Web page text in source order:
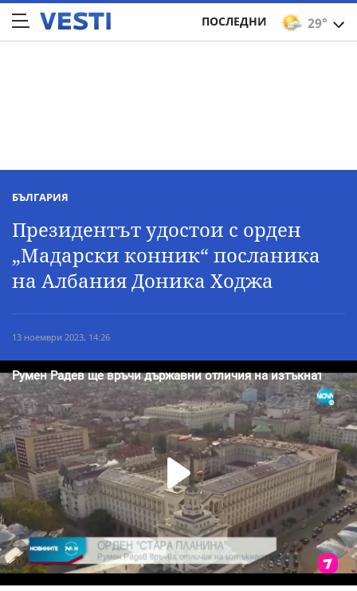
29°
ПОСЛЕДНИ
БЪЛГАРИЯ
Президентът удостои с орден
„Мадарски конник“ посланика
на Албания Доника Ходжа
13 ноември 2023, 14:26